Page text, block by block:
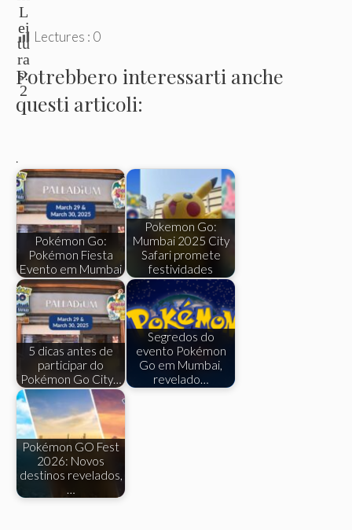
L
ei
tu
ra
s:
2
Lectures : 0
Potrebbero interessarti anche
questi articoli:
.
Pokémon Go:
Pokémon Fiesta
Evento em Mumbai
Pokemon Go:
Mumbai 2025 City
Safari promete
festividades
5 dicas antes de
participar do
Pokémon Go City…
Segredos do
evento Pokémon
Go em Mumbai,
revelado…
Pokémon GO Fest
2026: Novos
destinos revelados,
…